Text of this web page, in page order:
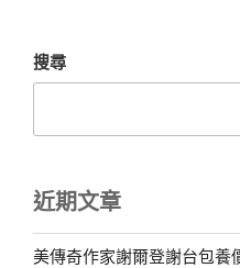
搜尋
近期文章
美傳奇作家謝爾登謝台包養